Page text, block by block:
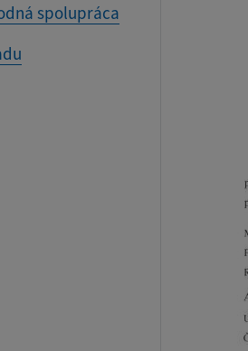
spolupráca